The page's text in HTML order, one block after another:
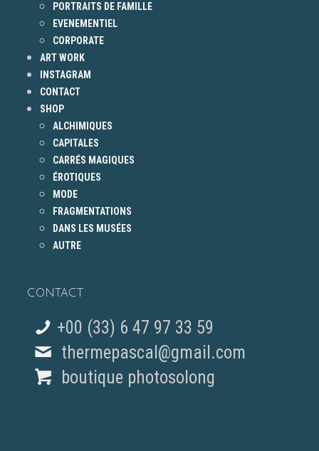
PORTRAITS DE FAMILLE
EVENEMENTIEL
CORPORATE
ART WORK
INSTAGRAM
CONTACT
SHOP
ALCHIMIQUES
CAPITALES
CARRÉS MAGIQUES
ÉROTIQUES
MODE
FRAGMENTATIONS
DANS LES MUSÉES
AUTRE
CONTACT
+00 (33) 6 47 97 33 59
thermepascal@gmail.com
boutique photosolong